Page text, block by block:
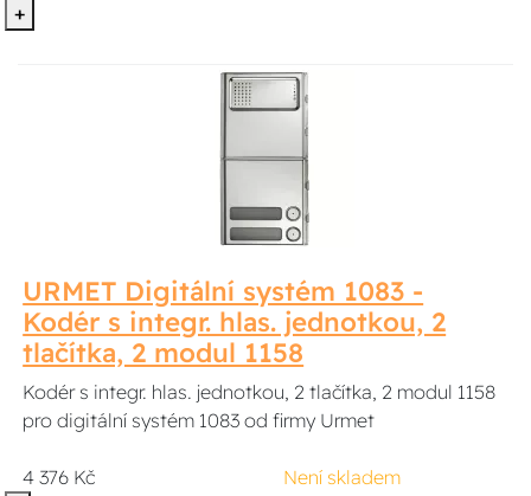
+
URMET Digitální systém 1083 -
Kodér s integr. hlas. jednotkou, 2
tlačítka, 2 modul 1158
Kodér s integr. hlas. jednotkou, 2 tlačítka, 2 modul 1158
pro digitální systém 1083 od firmy Urmet
4 376 Kč
Není skladem